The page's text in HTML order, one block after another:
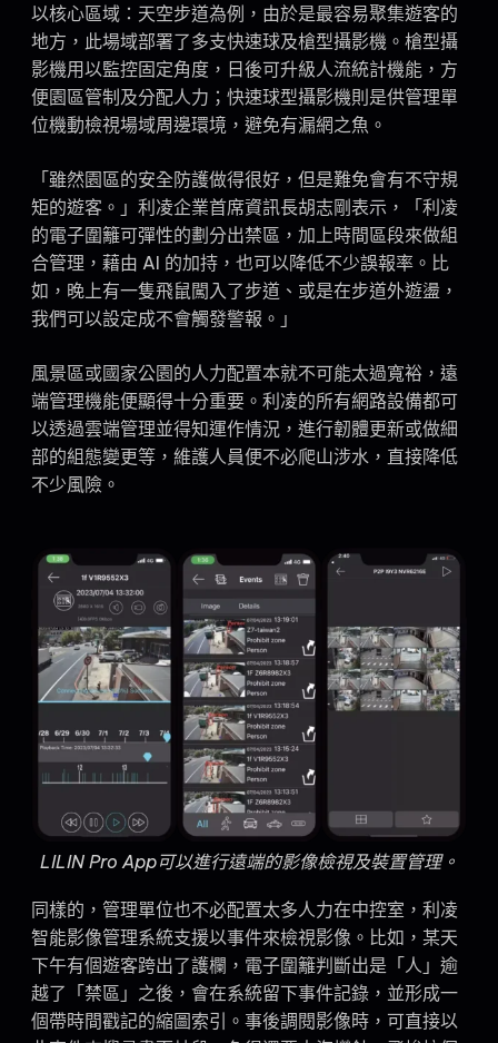
以核心區域：天空步道為例，由於是最容易聚集遊客的
地方，此場域部署了多支快速球及槍型攝影機。槍型攝
影機用以監控固定角度，日後可升級人流統計機能，方
便園區管制及分配人力；快速球型攝影機則是供管理單
位機動檢視場域周邊環境，避免有漏網之魚。
「雖然園區的安全防護做得很好，但是難免會有不守規
矩的遊客。」利凌企業首席資訊長胡志剛表示，「利凌
的電子圍籬可彈性的劃分出禁區，加上時間區段來做組
合管理，藉由 AI 的加持，也可以降低不少誤報率。比
如，晚上有一隻飛鼠闖入了步道、或是在步道外遊盪，
我們可以設定成不會觸發警報。」
風景區或國家公園的人力配置本就不可能太過寬裕，遠
端管理機能便顯得十分重要。利凌的所有網路設備都可
以透過雲端管理並得知運作情況，進行韌體更新或做細
部的組態變更等，維護人員便不必爬山涉水，直接降低
不少風險。
LILIN Pro App可以進行遠端的影像檢視及裝置管理。
同樣的，管理單位也不必配置太多人力在中控室，利凌
智能影像管理系統支援以事件來檢視影像。比如，某天
下午有個遊客跨出了護欄，電子圍籬判斷出是「人」逾
越了「禁區」之後，會在系統留下事件記錄，並形成一
個帶時間戳記的縮圖索引。事後調閱影像時，可直接以